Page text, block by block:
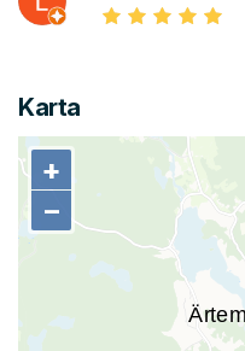
Karta
+
−
+
−